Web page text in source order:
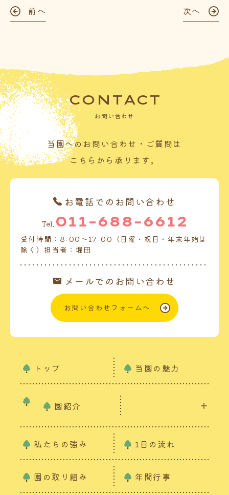
前へ 次へ
CONTACT
お問い合わせ
当園へのお問い合わせ・ご質問は
こちらから承ります。
お電話でのお問い合わせ
Tel. 011-688-6612
受付時間：8:00～17:00（日曜・祝日・年末年始は
除く）担当者：堀田
メールでのお問い合わせ
お問い合わせフォームへ
トップ 当園の魅力
園紹介
私たちの強み 1日の流れ
園の取り組み 年間行事